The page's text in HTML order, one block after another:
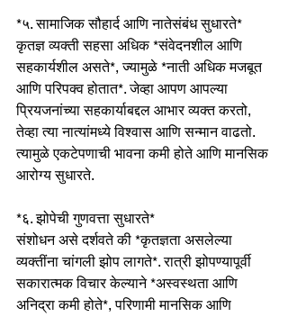
*५. सामाजिक सौहार्द आणि नातेसंबंध सुधारते*
कृतज्ञ व्यक्ती सहसा अधिक *संवेदनशील आणि
सहकार्यशील असते*, ज्यामुळे *नाती अधिक मजबूत
आणि परिपक्व होतात*. जेव्हा आपण आपल्या
प्रियजनांच्या सहकार्याबद्दल आभार व्यक्त करतो,
तेव्हा त्या नात्यांमध्ये विश्वास आणि सन्मान वाढतो.
त्यामुळे एकटेपणाची भावना कमी होते आणि मानसिक
आरोग्य सुधारते.
*६. झोपेची गुणवत्ता सुधारते*
संशोधन असे दर्शवते की *कृतज्ञता असलेल्या
व्यक्तींना चांगली झोप लागते*. रात्री झोपण्यापूर्वी
सकारात्मक विचार केल्याने *अस्वस्थता आणि
अनिद्रा कमी होते*, परिणामी मानसिक आणि